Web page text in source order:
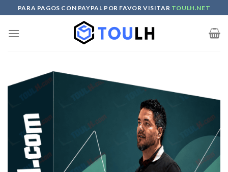
to
content
PARA PAGOS CON PAYPAL POR FAVOR VISITAR TOULH.NET